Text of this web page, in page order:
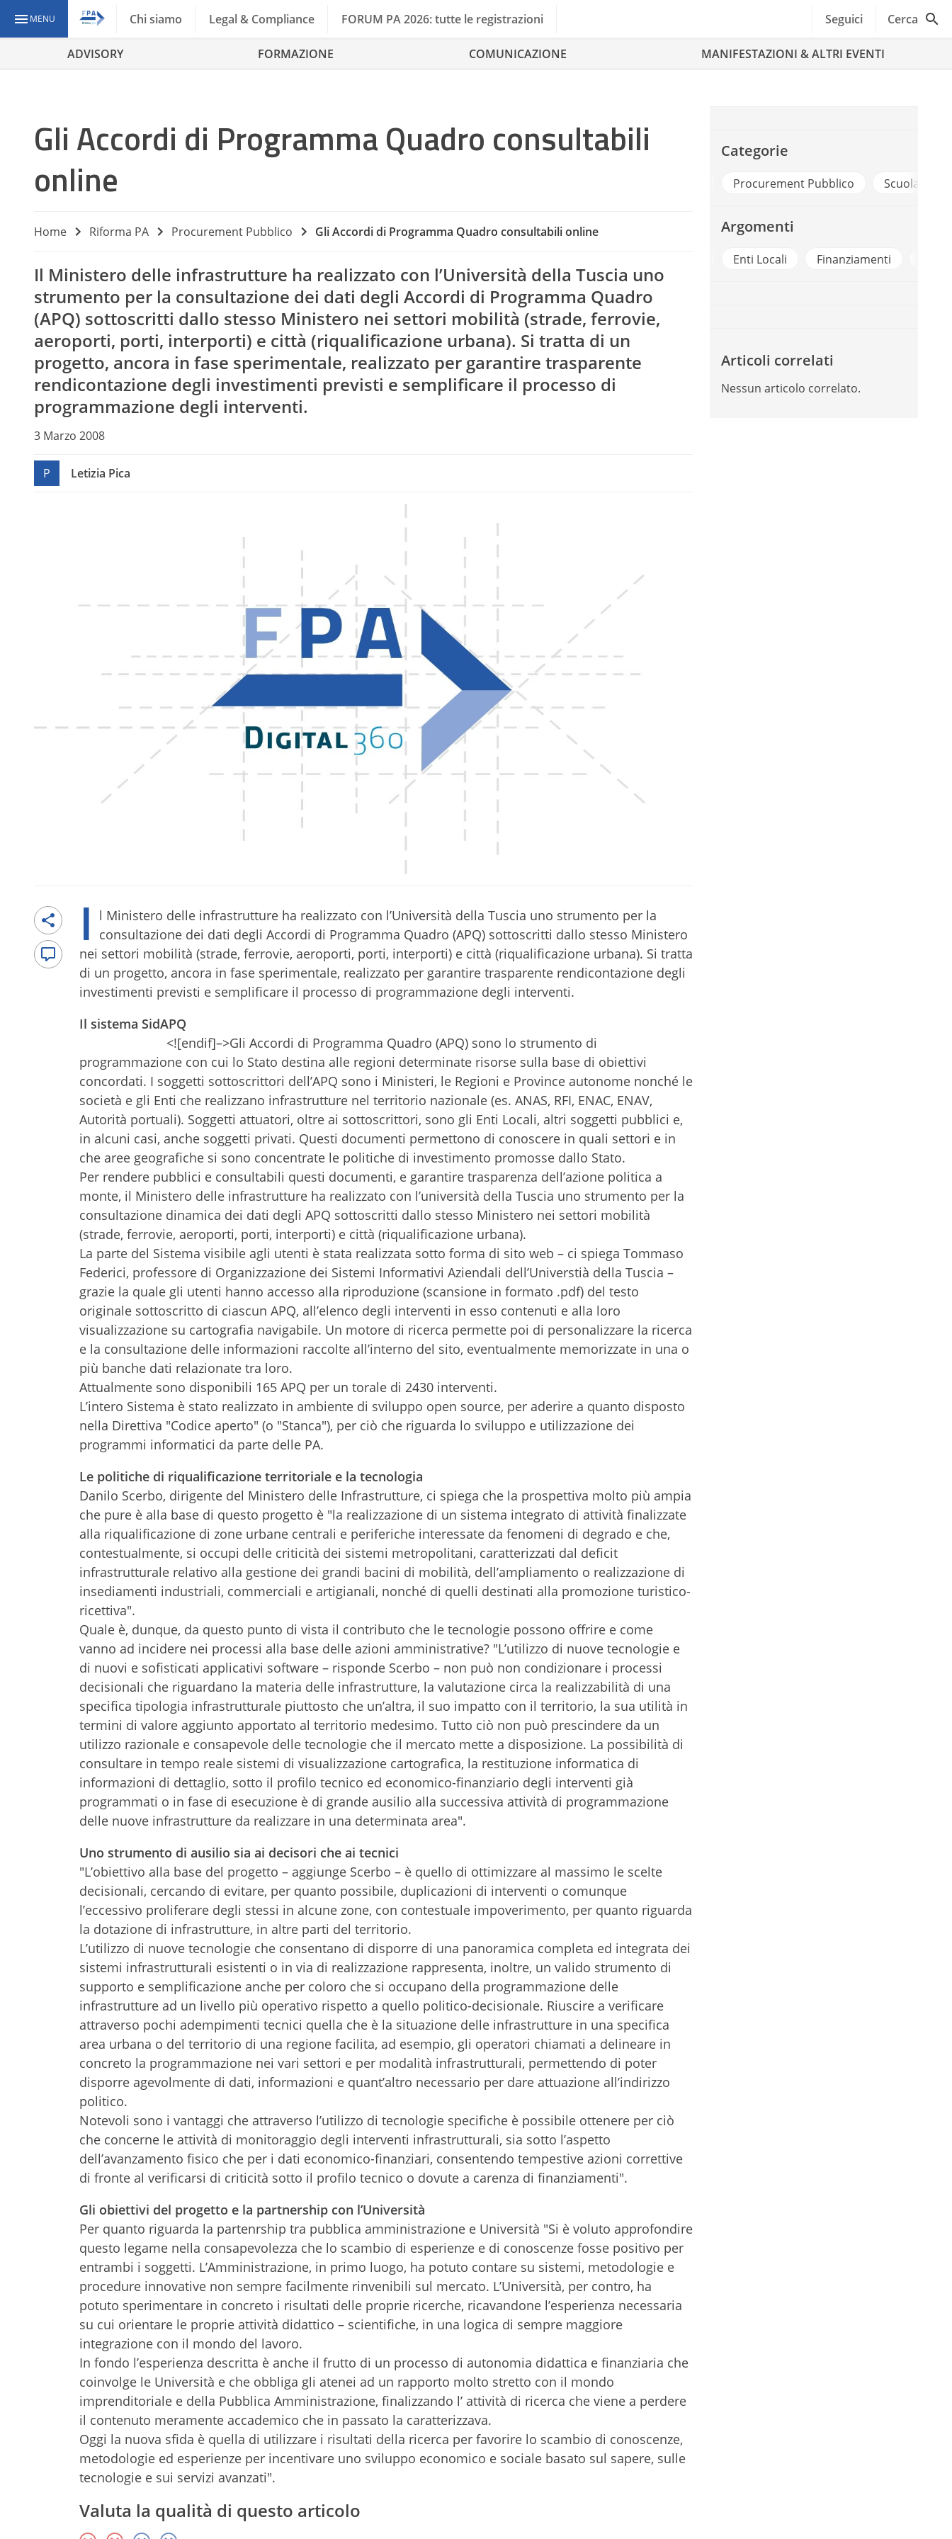
MENU Chi siamo Legal & Compliance FORUM PA 2026: tutte le registrazioni Seguici Cerca
ADVISORY FORMAZIONE COMUNICAZIONE MANIFESTAZIONI & ALTRI EVENTI
Gli Accordi di Programma Quadro consultabili
online
Home Riforma PA Procurement Pubblico Gli Accordi di Programma Quadro consultabili online
Il Ministero delle infrastrutture ha realizzato con l’Università della Tuscia uno
strumento per la consultazione dei dati degli Accordi di Programma Quadro
(APQ) sottoscritti dallo stesso Ministero nei settori mobilità (strade, ferrovie,
aeroporti, porti, interporti) e città (riqualificazione urbana). Si tratta di un
progetto, ancora in fase sperimentale, realizzato per garantire trasparente
rendicontazione degli investimenti previsti e semplificare il processo di
programmazione degli interventi.
3 Marzo 2008
P Letizia Pica
I
l Ministero delle infrastrutture ha realizzato con l’Università della Tuscia uno strumento per la
consultazione dei dati degli Accordi di Programma Quadro (APQ) sottoscritti dallo stesso Ministero
nei settori mobilità (strade, ferrovie, aeroporti, porti, interporti) e città (riqualificazione urbana). Si tratta
di un progetto, ancora in fase sperimentale, realizzato per garantire trasparente rendicontazione degli
investimenti previsti e semplificare il processo di programmazione degli interventi.
Il sistema SidAPQ
<![endif]–>Gli Accordi di Programma Quadro (APQ) sono lo strumento di
programmazione con cui lo Stato destina alle regioni determinate risorse sulla base di obiettivi
concordati. I soggetti sottoscrittori dell’APQ sono i Ministeri, le Regioni e Province autonome nonché le
società e gli Enti che realizzano infrastrutture nel territorio nazionale (es. ANAS, RFI, ENAC, ENAV,
Autorità portuali). Soggetti attuatori, oltre ai sottoscrittori, sono gli Enti Locali, altri soggetti pubblici e,
in alcuni casi, anche soggetti privati. Questi documenti permettono di conoscere in quali settori e in
che aree geografiche si sono concentrate le politiche di investimento promosse dallo Stato.
Per rendere pubblici e consultabili questi documenti, e garantire trasparenza dell’azione politica a
monte, il Ministero delle infrastrutture ha realizzato con l’università della Tuscia uno strumento per la
consultazione dinamica dei dati degli APQ sottoscritti dallo stesso Ministero nei settori mobilità
(strade, ferrovie, aeroporti, porti, interporti) e città (riqualificazione urbana).
La parte del Sistema visibile agli utenti è stata realizzata sotto forma di sito web – ci spiega Tommaso
Federici, professore di Organizzazione dei Sistemi Informativi Aziendali dell’Universtià della Tuscia –
grazie la quale gli utenti hanno accesso alla riproduzione (scansione in formato .pdf) del testo
originale sottoscritto di ciascun APQ, all’elenco degli interventi in esso contenuti e alla loro
visualizzazione su cartografia navigabile. Un motore di ricerca permette poi di personalizzare la ricerca
e la consultazione delle informazioni raccolte all’interno del sito, eventualmente memorizzate in una o
più banche dati relazionate tra loro.
Attualmente sono disponibili 165 APQ per un torale di 2430 interventi.
L’intero Sistema è stato realizzato in ambiente di sviluppo open source, per aderire a quanto disposto
nella Direttiva "Codice aperto" (o "Stanca"), per ciò che riguarda lo sviluppo e utilizzazione dei
programmi informatici da parte delle PA.
Le politiche di riqualificazione territoriale e la tecnologia
Danilo Scerbo, dirigente del Ministero delle Infrastrutture, ci spiega che la prospettiva molto più ampia
che pure è alla base di questo progetto è "la realizzazione di un sistema integrato di attività finalizzate
alla riqualificazione di zone urbane centrali e periferiche interessate da fenomeni di degrado e che,
contestualmente, si occupi delle criticità dei sistemi metropolitani, caratterizzati dal deficit
infrastrutturale relativo alla gestione dei grandi bacini di mobilità, dell’ampliamento o realizzazione di
insediamenti industriali, commerciali e artigianali, nonché di quelli destinati alla promozione turistico-
ricettiva".
Quale è, dunque, da questo punto di vista il contributo che le tecnologie possono offrire e come
vanno ad incidere nei processi alla base delle azioni amministrative? "L’utilizzo di nuove tecnologie e
di nuovi e sofisticati applicativi software – risponde Scerbo – non può non condizionare i processi
decisionali che riguardano la materia delle infrastrutture, la valutazione circa la realizzabilità di una
specifica tipologia infrastrutturale piuttosto che un’altra, il suo impatto con il territorio, la sua utilità in
termini di valore aggiunto apportato al territorio medesimo. Tutto ciò non può prescindere da un
utilizzo razionale e consapevole delle tecnologie che il mercato mette a disposizione. La possibilità di
consultare in tempo reale sistemi di visualizzazione cartografica, la restituzione informatica di
informazioni di dettaglio, sotto il profilo tecnico ed economico-finanziario degli interventi già
programmati o in fase di esecuzione è di grande ausilio alla successiva attività di programmazione
delle nuove infrastrutture da realizzare in una determinata area".
Uno strumento di ausilio sia ai decisori che ai tecnici
"L’obiettivo alla base del progetto – aggiunge Scerbo – è quello di ottimizzare al massimo le scelte
decisionali, cercando di evitare, per quanto possibile, duplicazioni di interventi o comunque
l’eccessivo proliferare degli stessi in alcune zone, con contestuale impoverimento, per quanto riguarda
la dotazione di infrastrutture, in altre parti del territorio.
L’utilizzo di nuove tecnologie che consentano di disporre di una panoramica completa ed integrata dei
sistemi infrastrutturali esistenti o in via di realizzazione rappresenta, inoltre, un valido strumento di
supporto e semplificazione anche per coloro che si occupano della programmazione delle
infrastrutture ad un livello più operativo rispetto a quello politico-decisionale. Riuscire a verificare
attraverso pochi adempimenti tecnici quella che è la situazione delle infrastrutture in una specifica
area urbana o del territorio di una regione facilita, ad esempio, gli operatori chiamati a delineare in
concreto la programmazione nei vari settori e per modalità infrastrutturali, permettendo di poter
disporre agevolmente di dati, informazioni e quant’altro necessario per dare attuazione all’indirizzo
politico.
Notevoli sono i vantaggi che attraverso l’utilizzo di tecnologie specifiche è possibile ottenere per ciò
che concerne le attività di monitoraggio degli interventi infrastrutturali, sia sotto l’aspetto
dell’avanzamento fisico che per i dati economico-finanziari, consentendo tempestive azioni correttive
di fronte al verificarsi di criticità sotto il profilo tecnico o dovute a carenza di finanziamenti".
Gli obiettivi del progetto e la partnership con l’Università
Per quanto riguarda la partenrship tra pubblica amministrazione e Università "Si è voluto approfondire
questo legame nella consapevolezza che lo scambio di esperienze e di conoscenze fosse positivo per
entrambi i soggetti. L’Amministrazione, in primo luogo, ha potuto contare su sistemi, metodologie e
procedure innovative non sempre facilmente rinvenibili sul mercato. L’Università, per contro, ha
potuto sperimentare in concreto i risultati delle proprie ricerche, ricavandone l’esperienza necessaria
su cui orientare le proprie attività didattico – scientifiche, in una logica di sempre maggiore
integrazione con il mondo del lavoro.
In fondo l’esperienza descritta è anche il frutto di un processo di autonomia didattica e finanziaria che
coinvolge le Università e che obbliga gli atenei ad un rapporto molto stretto con il mondo
imprenditoriale e della Pubblica Amministrazione, finalizzando l’ attività di ricerca che viene a perdere
il contenuto meramente accademico che in passato la caratterizzava.
Oggi la nuova sfida è quella di utilizzare i risultati della ricerca per favorire lo scambio di conoscenze,
metodologie ed esperienze per incentivare uno sviluppo economico e sociale basato sul sapere, sulle
tecnologie e sui servizi avanzati".
Valuta la qualità di questo articolo
Categorie
Procurement Pubblico Scuola,
Argomenti
Enti Locali Finanziamenti
Articoli correlati
Nessun articolo correlato.